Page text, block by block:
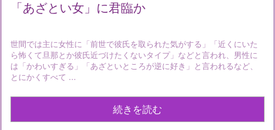
「あざとい女」に君臨か
世間では主に女性に「前世で彼氏を取られた気がする」「近くにいた
ら怖くて旦那とか彼氏近づけたくないタイプ」などと言われ、男性に
は「かわいすぎる」「あざといところが逆に好き」と言われるなど、
とにかくすべて ...
続きを読む